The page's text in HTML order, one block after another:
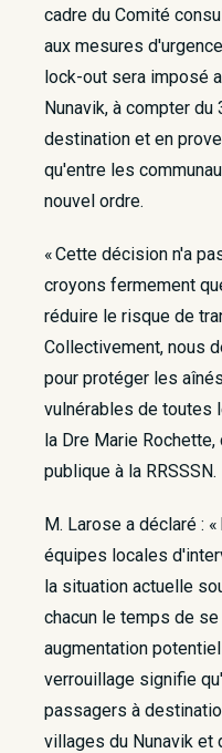
cadre du Comité
aux mesures
lock-out sera imposé
Nunavik, à compter
destination et en
qu'entre les
nouvel ordre.
« Cette décision n'a
croyons fermement
réduire le risque de
Collectivement, nous
pour protéger les
vulnérables de toutes
la Dre Marie
publique à la RRSSSN.
M. Larose a déclaré :
équipes locales
la situation actuelle
chacun le temps de
augmentation
verrouillage signifie
passagers à
villages du Nunavik et